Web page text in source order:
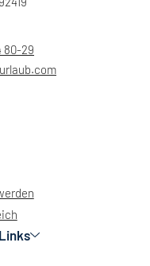
80-29
com